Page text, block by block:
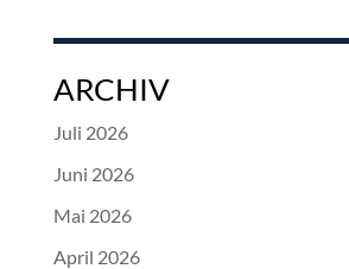
ARCHIV
Juli 2026
Juni 2026
Mai 2026
April 2026